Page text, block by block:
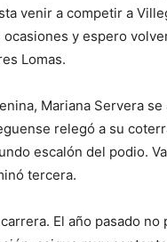
venir a competir a
ocasiones y espero
Lomas.
Mariana Servera
relegó a su
escalón del podio.
tercera.
El año pasado